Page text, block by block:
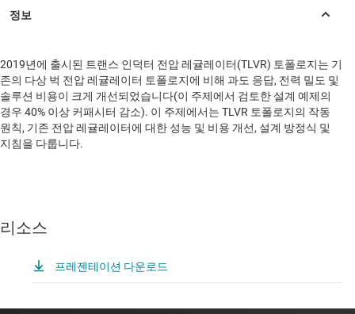
2019년에 출시된 트랜스 인덕터 전압 레귤레이터(TLVR) 토폴로지는 기
존의 다상 벅 전압 레귤레이터 토폴로지에 비해 과도 응답, 전력 밀도 및
솔루션 비용이 크게 개선되었습니다(이 주제에서 검토한 설계 예제의
경우 40% 이상 커패시터 감소). 이 주제에서는 TLVR 토폴로지의 작동
원칙, 기존 전압 레귤레이터에 대한 성능 및 비용 개선, 설계 방정식 및
지침을 다룹니다.
리소스
프레젠테이션 다운로드